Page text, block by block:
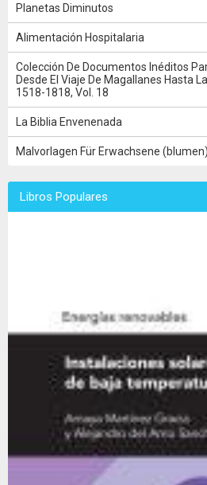
Planetas Diminutos
Alimentación Hospitalaria
Colección De Documentos Inéditos
Desde El Viaje De Magallanes Hasta
1518-1818, Vol. 18
La Biblia Envenenada
Malvorlagen Für Erwachsene (blumen)
Libros Populares